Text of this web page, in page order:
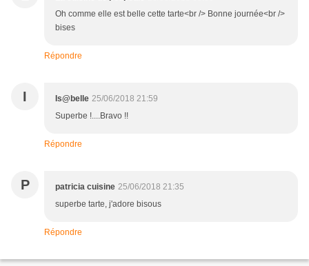
Oh comme elle est belle cette tarte<br /> Bonne journée<br />
bises
Répondre
I Is@belle 25/06/2018 21:59
Superbe !....Bravo !!
Répondre
P patricia cuisine 25/06/2018 21:35
superbe tarte, j'adore bisous
Répondre